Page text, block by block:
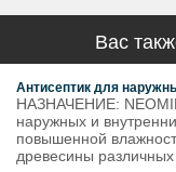
Вас
Антисептик для
НАЗНАЧЕНИЕ:
наружных и
повышенной
древесины